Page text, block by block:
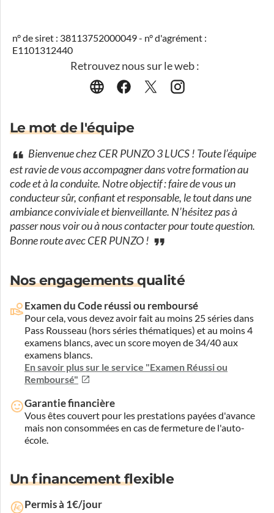
n° de siret : 38113752000049 - n° d'agrément :
E1101312440
Retrouvez nous sur le web :
Le mot de l'équipe
Bienvenue chez CER PUNZO 3 LUCS ! Toute l’équipe
est ravie de vous accompagner dans votre formation au
code et à la conduite. Notre objectif : faire de vous un
conducteur sûr, confiant et responsable, le tout dans une
ambiance conviviale et bienveillante. N’hésitez pas à
passer nous voir ou à nous contacter pour toute question.
Bonne route avec CER PUNZO !
Nos engagements qualité
Examen du Code réussi ou remboursé
Pour cela, vous devez avoir fait au moins 25 séries dans
Pass Rousseau (hors séries thématiques) et au moins 4
examens blancs, avec un score moyen de 34/40 aux
examens blancs.
En savoir plus sur le service "Examen Réussi ou
Remboursé"
Garantie financière
Vous êtes couvert pour les prestations payées d'avance
mais non consommées en cas de fermeture de l'auto-
école.
Un financement flexible
Permis à 1€/jour